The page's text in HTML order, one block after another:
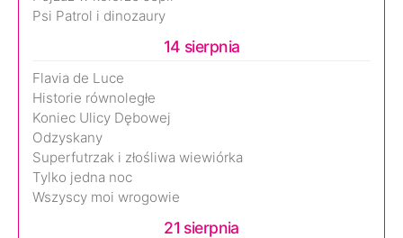
Psi Patrol i dinozaury
14 sierpnia
Flavia de Luce
Historie równoległe
Koniec Ulicy Dębowej
Odzyskany
Superfutrzak i złośliwa wiewiórka
Tylko jedna noc
Wszyscy moi wrogowie
21 sierpnia